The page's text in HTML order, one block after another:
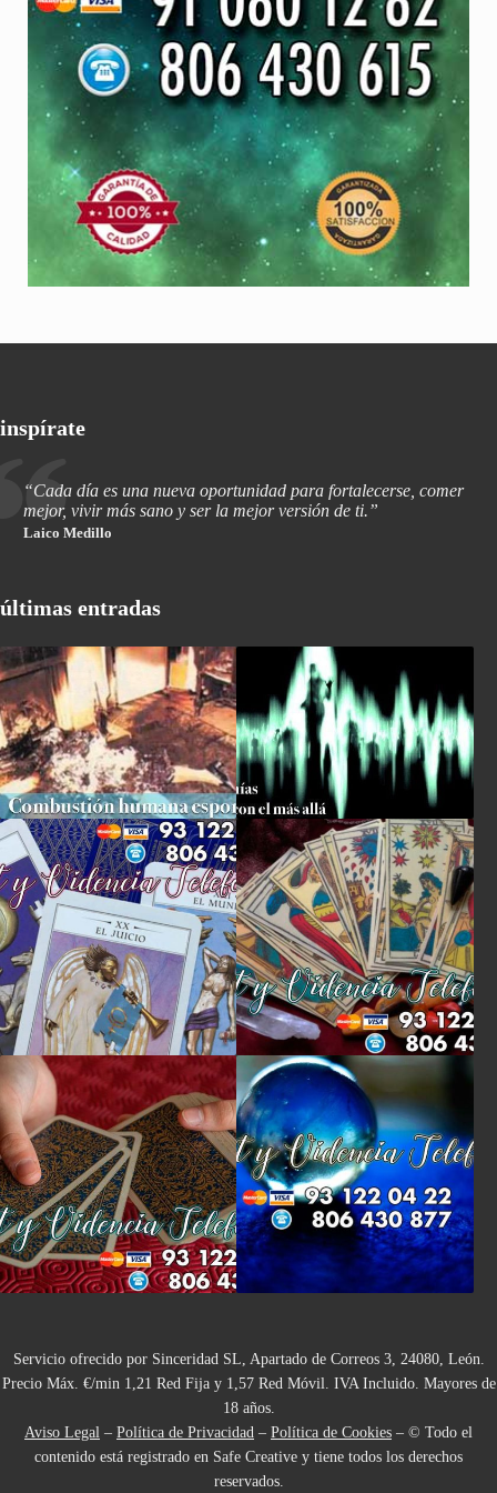
inspírate
“Cada día es una nueva oportunidad para fortalecerse, comer
mejor, vivir más sano y ser la mejor versión de ti.”
Laico Medillo
últimas entradas
Servicio ofrecido por Sinceridad SL, Apartado de Correos 3, 24080, León.
Precio Máx. €/min 1,21 Red Fija y 1,57 Red Móvil. IVA Incluido. Mayores de
18 años.
Aviso Legal – Política de Privacidad – Política de Cookies – © Todo el
contenido está registrado en Safe Creative y tiene todos los derechos
reservados.